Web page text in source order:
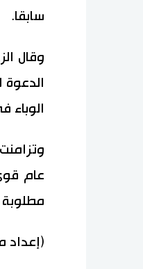
سابقا.
وقال
الوباء
مطلوبة
(إعداد